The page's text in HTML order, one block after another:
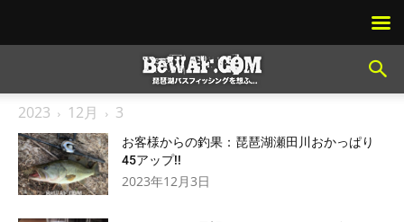
2023 12月 3
お客様からの釣果：琵琶湖瀬田川おかっぱり
45アップ!!
2023年12月3日